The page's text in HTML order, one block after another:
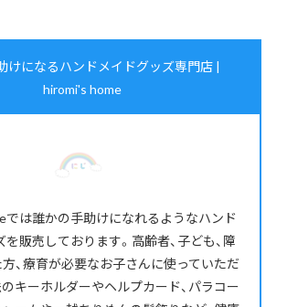
けになるハンドメイドグッズ専門店 |
hiromi's home
では誰かの手助けになれるようなハンド
を販売しております。高齢者、子ども、障
、療育が必要なお子さんに使っていただ
キーホルダーやヘルプカード、パラコー